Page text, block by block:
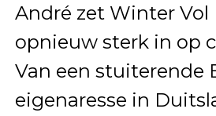
André zet Winter Vol
opnieuw sterk in op
Van een stuiterende
eigenaresse in